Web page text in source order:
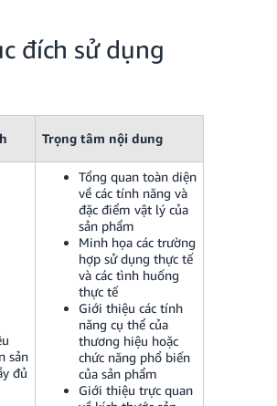
đích sử dụng
Trọng tâm nội dung
sản
đủ
Tổng quan toàn diện
về các tính năng và
đặc điểm vật lý của
sản phẩm
Minh họa các trường
hợp sử dụng thực tế
và các tình huống
thực tế
Giới thiệu các tính
năng cụ thể của
thương hiệu hoặc
chức năng phổ biến
của sản phẩm
Giới thiệu trực quan